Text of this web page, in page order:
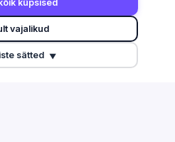
Harju maakond
Tartu maakond
Pärnu maakond
küpsised
vajalikud
sätted ▼